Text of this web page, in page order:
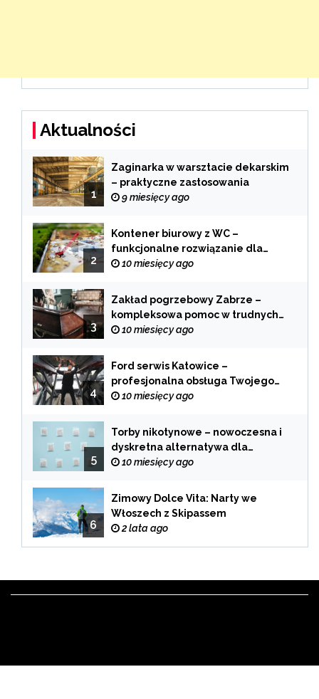
Aktualności
1
Zaginarka w warsztacie dekarskim
– praktyczne zastosowania
9 miesięcy ago
2
Kontener biurowy z WC –
funkcjonalne rozwiązanie dla
każdej branży
10 miesięcy ago
3
Zakład pogrzebowy Zabrze –
kompleksowa pomoc w trudnych
chwilach
10 miesięcy ago
4
Ford serwis Katowice –
profesjonalna obsługa Twojego
samochodu
10 miesięcy ago
5
Torby nikotynowe – nowoczesna i
dyskretna alternatywa dla
tradycyjnego palenia
10 miesięcy ago
6
Zimowy Dolce Vita: Narty we
Włoszech z Skipassem
2 lata ago